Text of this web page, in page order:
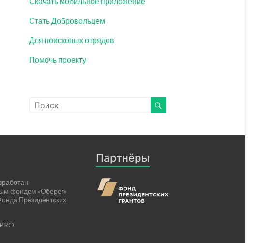
Стать Добровольцем
Для поисковых отрядов
Помочь проекту
фондом «Оберег»
Президентских
Партнёры